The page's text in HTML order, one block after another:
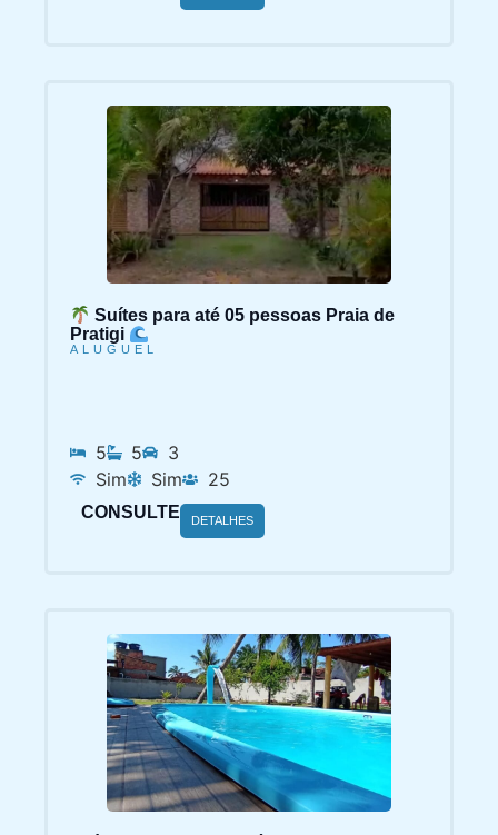
Suítes para até 05 pessoas Praia de
Pratigi
ALUGUEL
5 5
3
Sim
Sim 25
CONSULTE DETALHES